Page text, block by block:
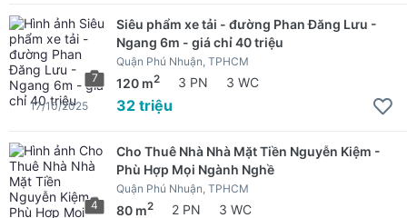
7
Siêu phẩm xe tải - đường Phan Đăng Lưu -
Ngang 6m - giá chỉ 40 triệu
Quận Phú Nhuận, TPHCM
120 m2 3 PN 3 WC
32 triệu
17/10/2025
4
Cho Thuê Nhà Nhà Mặt Tiền Nguyễn Kiệm -
Phù Hợp Mọi Ngành Nghề
Quận Phú Nhuận, TPHCM
80 m2 2 PN 3 WC